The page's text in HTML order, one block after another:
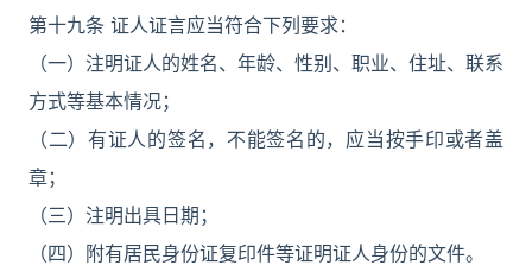
第十九条 证人证言应当符合下列要求：
（一）注明证人的姓名、年龄、性别、职业、住址、联系
方式等基本情况；
（二）有证人的签名，不能签名的，应当按手印或者盖
章；
（三）注明出具日期；
（四）附有居民身份证复印件等证明证人身份的文件。